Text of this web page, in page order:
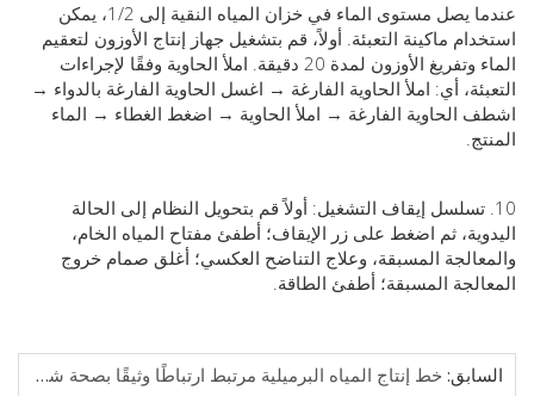
عندما يصل مستوى الماء في خزان المياه النقية إلى 1/2، يمكن
ماكينة التعبئة. أولاً، قم بتشغيل جهاز إنتاج الأوزون لتعقيم
الماء وتفريغ الأوزون لمدة 20 دقيقة. املأ الحاوية وفقًا لإجراءات
أي: املأ الحاوية الفارغة → اغسل الحاوية الفارغة بالدواء →
الحاوية الفارغة → املأ الحاوية → اضغط الغطاء → الماء
تسلسل إيقاف التشغيل: أولاً قم بتحويل النظام إلى الحالة
ثم اضغط على زر الإيقاف؛ أطفئ مفتاح المياه الخام،
المسبقة، وعلاج التناضح العكسي؛ أغلق صمام خروج
المسبقة؛ أطفئ الطاقة.
خط إنتاج المياه البرميلية مرتبط ارتباطًا وثيقًا بصحة شرب المياه